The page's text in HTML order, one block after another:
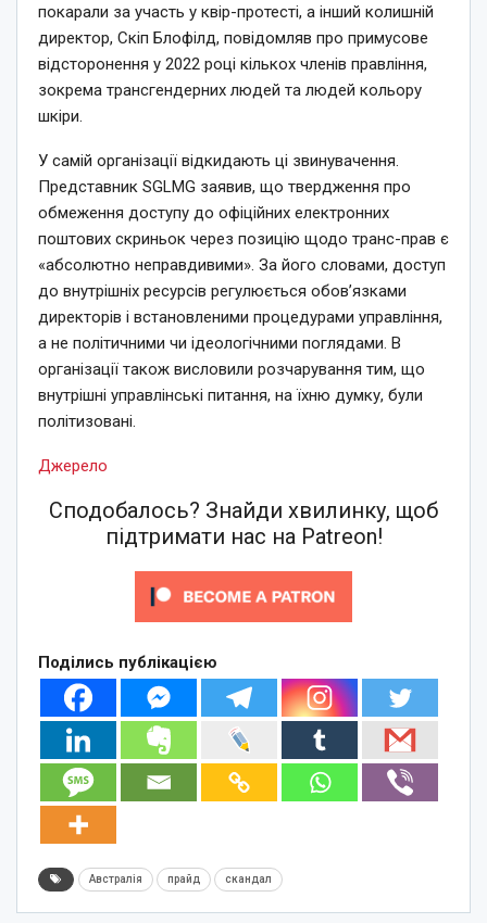
покарали за участь у квір-протесті, а інший колишній
директор, Скіп Блофілд, повідомляв про примусове
відсторонення у 2022 році кількох членів правління,
зокрема трансгендерних людей та людей кольору
шкіри.
У самій організації відкидають ці звинувачення.
Представник SGLMG заявив, що твердження про
обмеження доступу до офіційних електронних
поштових скриньок через позицію щодо транс-прав є
«абсолютно неправдивими». За його словами, доступ
до внутрішніх ресурсів регулюється обов’язками
директорів і встановленими процедурами управління,
а не політичними чи ідеологічними поглядами. В
організації також висловили розчарування тим, що
внутрішні управлінські питання, на їхню думку, були
політизовані.
Джерело
Сподобалось? Знайди хвилинку, щоб
підтримати нас на Patreon!
Поділись публікацією
Австралія прайд скандал